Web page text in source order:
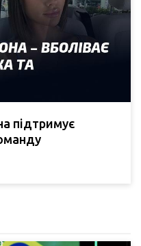
підтримує